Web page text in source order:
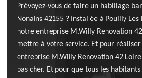
Prévoyez-vous de faire un habillage
Nonains 42155 ? Installée à Pouilly Les
notre entreprise M.Willy Renovation
mettre à votre service. Et pour
entreprise M.Willy Renovation 42
pas cher. Et pour que tous les habitants